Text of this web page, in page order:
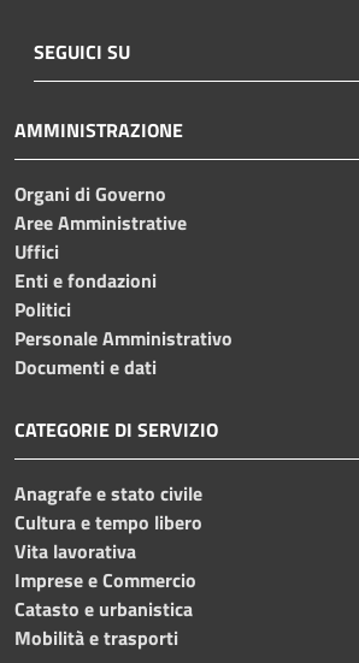
SEGUICI SU
AMMINISTRAZIONE
Organi di Governo
Aree Amministrative
Uffici
Enti e fondazioni
Politici
Personale Amministrativo
Documenti e dati
CATEGORIE DI SERVIZIO
Anagrafe e stato civile
Cultura e tempo libero
Vita lavorativa
Imprese e Commercio
Catasto e urbanistica
Mobilità e trasporti